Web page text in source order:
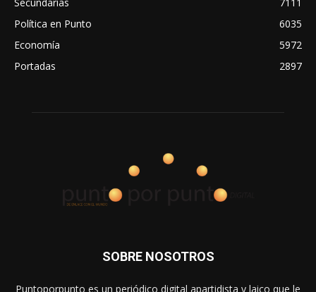
Política en Punto
6035
Economía
5972
Portadas
2897
SOBRE NOSOTROS
Puntoporpunto es un periódico digital apartidista y laico que le